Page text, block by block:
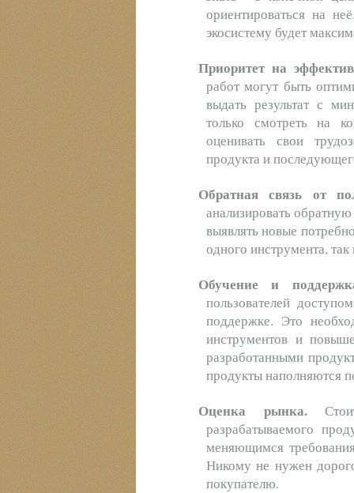
ориентироваться на
экосистему будет
Приоритет на
работ могут быть
выдать результат с
только смотреть на
оценивать свои
продукта и
Обратная связь от
анализировать
выявлять новые
одного инструмента,
Обучение и
пользователей
поддержке. Это
инструментов и
разработанными
продукты наполняются
Оценка рынка.
разрабатываемого
меняющимся
Никому не нужен
покупателю.